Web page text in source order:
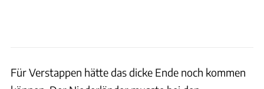
Für Verstappen hätte das dicke Ende noch kommen